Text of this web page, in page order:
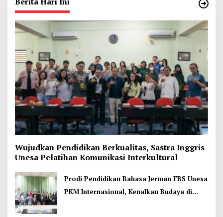
Wujudkan Pendidikan Berkualitas, Sastra Inggris
Unesa Pelatihan Komunikasi Interkultural
Prodi Pendidikan Bahasa Jerman FBS Unesa
PKM Internasional, Kenalkan Budaya di